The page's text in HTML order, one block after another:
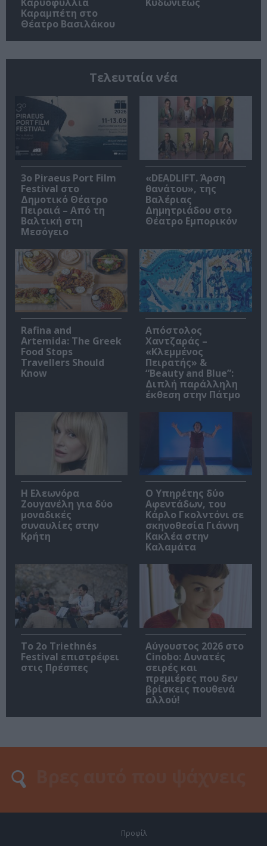
Καραμπέτη στο
Θέατρο Βασιλάκου
Τελευταία νέα
3o Piraeus Port Film
Festival στο
Δημοτικό Θέατρο
Πειραιά – Από τη
Βαλτική στη
Μεσόγειο
«DEADLIFT. Άρση
θανάτου», της
Βαλέριας
Δημητριάδου στο
Θέατρο Εμπορικόν
Rafina and
Artemida: The Greek
Food Stops
Travellers Should
Know
Απόστολος
Χαντζαράς –
«Κλεμμένος
Πειρατής» &
“Beauty and Blue”:
Διπλή παράλληλη
έκθεση στην Πάτμο
Η Ελεωνόρα
Ζουγανέλη για δύο
μοναδικές
συναυλίες στην
Κρήτη
Ο Υπηρέτης δύο
Αφεντάδων, του
Κάρλο Γκολντόνι σε
σκηνοθεσία Γιάννη
Κακλέα στην
Καλαμάτα
Το 2ο Triethnés
Festival επιστρέφει
στις Πρέσπες
Αύγουστος 2026 στο
Cinobo: Δυνατές
σειρές και
πρεμιέρες που δεν
βρίσκεις πουθενά
αλλού!
Προφίλ